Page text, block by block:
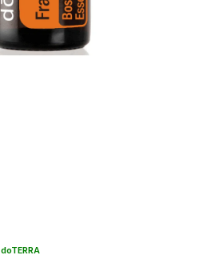
doTERRA